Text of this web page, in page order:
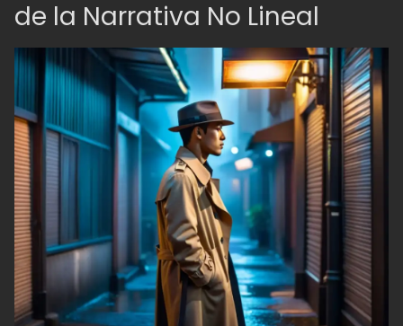
de la Narrativa No Lineal